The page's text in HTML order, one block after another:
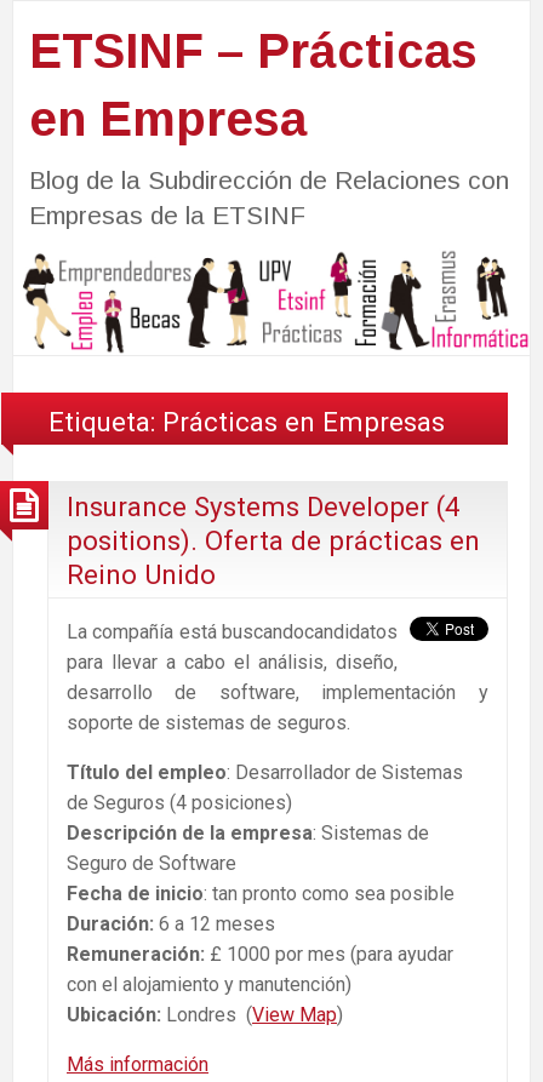
ETSINF – Prácticas
en Empresa
Blog de la Subdirección de Relaciones con
Empresas de la ETSINF
Etiqueta: Prácticas en Empresas
Insurance Systems Developer (4
positions). Oferta de prácticas en
Reino Unido
La compañía está buscandocandidatos
para llevar a cabo el análisis, diseño,
desarrollo de software, implementación y
soporte de sistemas de seguros.
Título del empleo: Desarrollador de Sistemas
de Seguros (4 posiciones)
Descripción de la empresa: Sistemas de
Seguro de Software
Fecha de inicio: tan pronto como sea posible
Duración: 6 a 12 meses
Remuneración: £ 1000 por mes (para ayudar
con el alojamiento y manutención)
Ubicación: Londres (View Map)
Más información